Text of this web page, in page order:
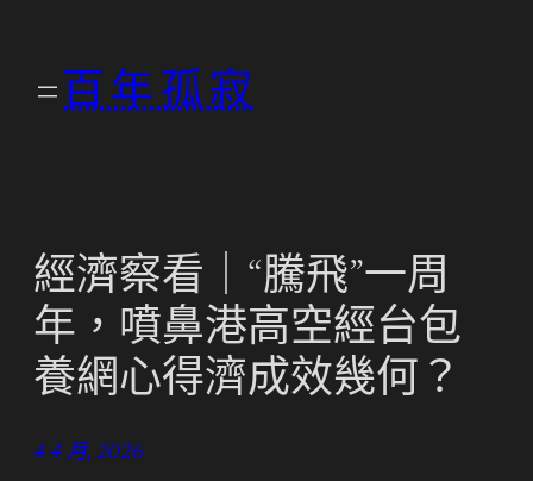
百年孤寂
經濟察看｜“騰飛”一周
年，噴鼻港高空經台包
養網心得濟成效幾何？
4 4 月, 2026